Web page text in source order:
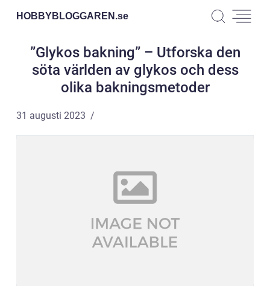
HOBBYBLOGGAREN.se
”Glykos bakning” – Utforska den
söta världen av glykos och dess
olika bakningsmetoder
31 augusti 2023